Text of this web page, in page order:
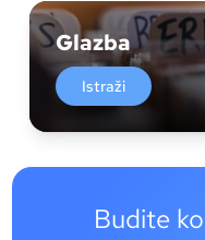
Glazba
Istraži
Budite